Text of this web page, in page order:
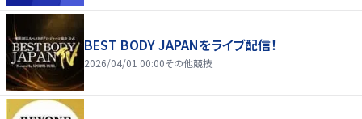
BEST BODY JAPANをライブ配信！
2026/04/01 00:00その他競技